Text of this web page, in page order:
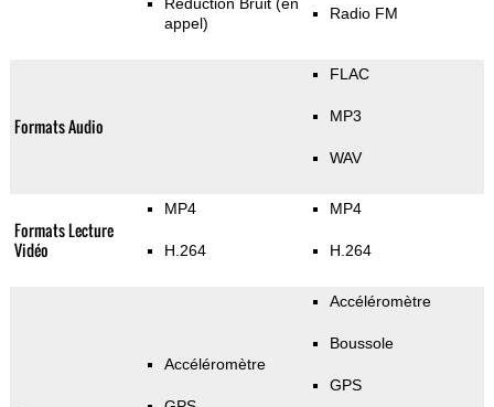
appel)
Radio FM
Formats Audio
FLAC
MP3
WAV
Formats Lecture
Vidéo
MP4
H.264
MP4
H.264
Accéléromètre
Accéléromètre
Boussole
GPS